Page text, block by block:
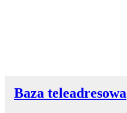
Baza teleadresowa